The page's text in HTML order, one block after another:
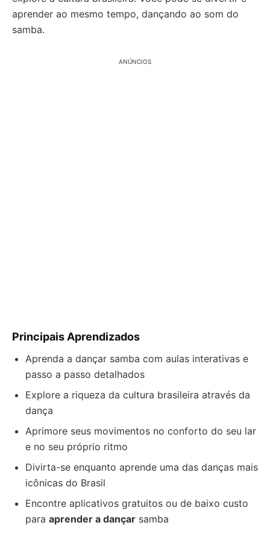
aprender ao mesmo tempo, dançando ao som do
samba.
ANÚNCIOS
Principais Aprendizados
Aprenda a dançar samba com aulas interativas e
passo a passo detalhados
Explore a riqueza da cultura brasileira através da
dança
Aprimore seus movimentos no conforto do seu lar
e no seu próprio ritmo
Divirta-se enquanto aprende uma das danças mais
icônicas do Brasil
Encontre aplicativos gratuitos ou de baixo custo
para aprender a dançar samba